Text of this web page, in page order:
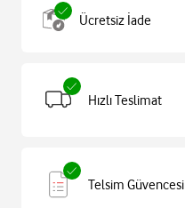
Ücretsiz İade
Hızlı Teslimat
Telsim Güvencesi